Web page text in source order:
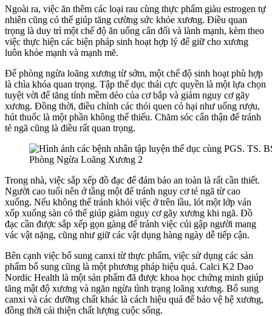
Ngoài ra, việc ăn thêm các loại rau cùng thực phẩm giàu estrogen tự
nhiên cũng có thể giúp tăng cường sức khỏe xương. Điều quan
trọng là duy trì một chế độ ăn uống cân đối và lành mạnh, kèm theo
việc thực hiện các biện pháp sinh hoạt hợp lý để giữ cho xương
luôn khỏe mạnh và mạnh mẽ.
Để phòng ngừa loãng xương từ sớm, một chế độ sinh hoạt phù hợp
là chìa khóa quan trọng. Tập thể dục thái cực quyền là một lựa chọn
tuyệt vời để tăng tính mềm dẻo của cơ bắp và giảm nguy cơ gãy
xương. Đồng thời, điều chỉnh các thói quen có hại như uống rượu,
hút thuốc là một phần không thể thiếu. Chăm sóc cẩn thận để tránh
té ngã cũng là điều rất quan trọng.
Phòng Ngừa Loãng Xương 2
Trong nhà, việc sắp xếp đồ đạc để đảm bảo an toàn là rất cần thiết.
Người cao tuổi nên ở tầng một để tránh nguy cơ té ngã từ cao
xuống. Nếu không thể tránh khỏi việc ở trên lầu, lót một lớp ván
xốp xuống sàn có thể giúp giảm nguy cơ gãy xương khi ngã. Đồ
đạc cần được sắp xếp gọn gàng để tránh việc cúi gập người mang
vác vật nặng, cũng như giữ các vật dụng hàng ngày dễ tiếp cận.
Bên cạnh việc bổ sung canxi từ thực phẩm, việc sử dụng các sản
phẩm bổ sung cũng là một phương pháp hiệu quả. Calci K2 Dao
Nordic Health là một sản phẩm đã được khoa học chứng minh giúp
tăng mật độ xương và ngăn ngừa tình trạng loãng xương. Bổ sung
canxi và các dưỡng chất khác là cách hiệu quả để bảo vệ hệ xương,
đồng thời cải thiện chất lượng cuộc sống.